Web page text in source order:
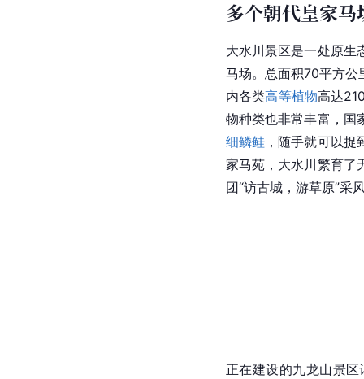
多个朝代皇家马
大水川景区是一处原生
马场。总面积70平方
内各类高等植物高达
物种类也非常丰富，国
细鳞鲑 ，随手就可以
家马苑，大水川繁育了
团“访古城，游草原”采
正在建设的九龙山景